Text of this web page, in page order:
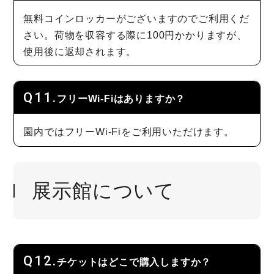
無料コインロッカーがございますのでご利用くだ
さい。荷物を収容する際に100円かかりますが、
使用後に返却されます。
フリーWi-Fiはありますか？
園内ではフリーWi-Fiをご利用いただけます。
展示館について
チケットはどこで購入しますか？